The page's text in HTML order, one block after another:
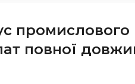
промислового
повної